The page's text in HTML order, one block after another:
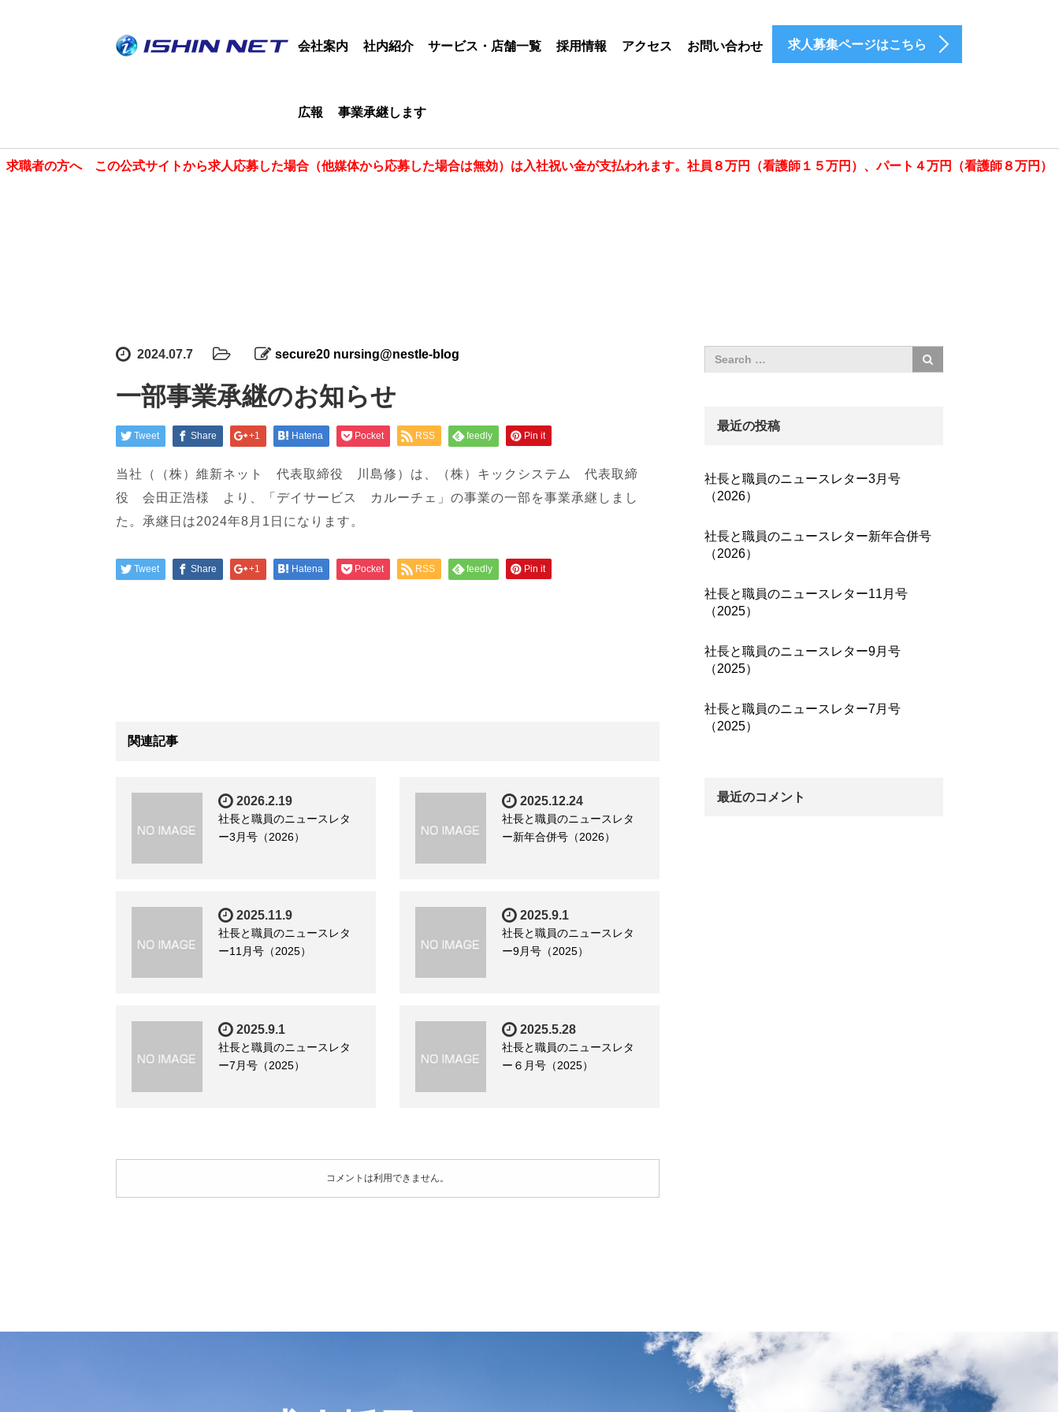
求職者の方へ この公式サイトから求人応募した場合（他媒体から応募した場合は無効）は入社祝い金が支払われます。社員８万円（看護師１５万円）、パート４万円（看護師８万円）
会社案内 社内紹介 サービス・店舗一覧 採用情報 アクセス お問い合わせ
広報 事業承継します
求人募集ページはこちら
2024.07.7 secure20 nursing@nestle-blog
一部事業承継のお知らせ
Tweet Share +1 Hatena Pocket RSS feedly Pin it
当社（（株）維新ネット 代表取締役 川島修）は、（株）キックシステム 代表取締
役 会田正浩様 より、「デイサービス カルーチェ」の事業の一部を事業承継しまし
た。承継日は2024年8月1日になります。
Tweet Share +1 Hatena Pocket RSS feedly Pin it
関連記事
2026.2.19
社長と職員のニュースレタ
ー3月号（2026）
2025.12.24
社長と職員のニュースレタ
ー新年合併号（2026）
2025.11.9
社長と職員のニュースレタ
ー11月号（2025）
2025.9.1
社長と職員のニュースレタ
ー9月号（2025）
2025.9.1
社長と職員のニュースレタ
ー7月号（2025）
2025.5.28
社長と職員のニュースレタ
ー６月号（2025）
コメントは利用できません。
最近の投稿
社長と職員のニュースレター3月号
（2026）
社長と職員のニュースレター新年合併号
（2026）
社長と職員のニュースレター11月号
（2025）
社長と職員のニュースレター9月号
（2025）
社長と職員のニュースレター7月号
（2025）
最近のコメント